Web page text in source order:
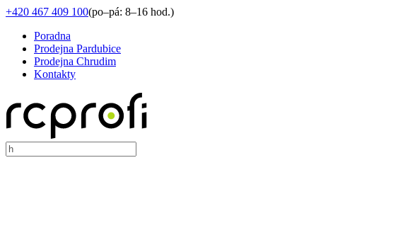
+420 467 409 100(po–pá: 8–16 hod.)
Poradna
Prodejna Pardubice
Prodejna Chrudim
Kontakty